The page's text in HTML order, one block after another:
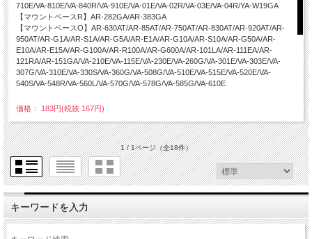
710E/VA-810E/VA-840R/VA-910E/VA-01E/VA-02R/VA-03E/VA-04R/YA-W19GA
【マウントベースR】AR-282GA/AR-383GA
【マウントベースO】AR-630AT/AR-85AT/AR-750AT/AR-830AT/AR-920AT/AR-
950AT/AR-G1A/AR-S1A/AR-G5A/AR-E1A/AR-G10A/AR-S10A/AR-G50A/AR-
E10A/AR-E15A/AR-G100A/AR-R100A/AR-G600A/AR-101LA/AR-111EA/AR-
121RA/AR-151GA/VA-210E/VA-115E/VA-230E/VA-260G/VA-301E/VA-303E/VA-
307G/VA-310E/VA-330S/VA-360G/VA-508G/VA-510E/VA-515E/VA-520E/VA-
540S/VA-548R/VA-560L/VA-570G/VA-578G/VA-585G/VA-610E
価格： 183円(税抜 167円)
1 / 1ページ（全18件）
キーワードを入力